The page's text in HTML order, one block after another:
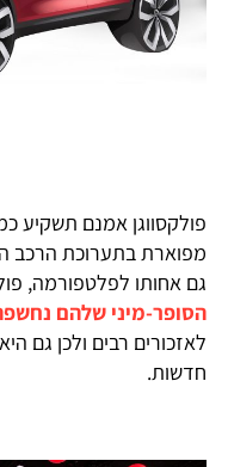
פולקסווגן אמנם תשקיע
גם אחותו לפלטפורמה,
הסופר-מיני שלהם
לאזכורים רבים ולכן גם
חדשות.